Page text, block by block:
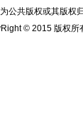
公共版权或其版权
© 2015 版权